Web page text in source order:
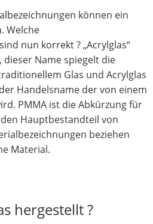
können ein
Welche
nun korrekt ? „Acrylglas“
dieser Name spiegelt die
Glas und Acrylglas
der Handelsname der von einem
PMMA ist die Abkürzung für
Hauptbestandteil von
beziehen
Material.
hergestellt ?